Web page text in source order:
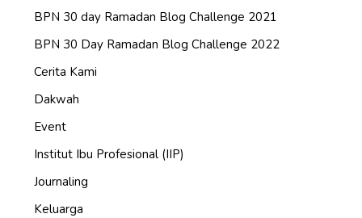
BPN 30 day Ramadan Blog Challenge 2021
BPN 30 Day Ramadan Blog Challenge 2022
Cerita Kami
Dakwah
Event
Institut Ibu Profesional (IIP)
Journaling
Keluarga